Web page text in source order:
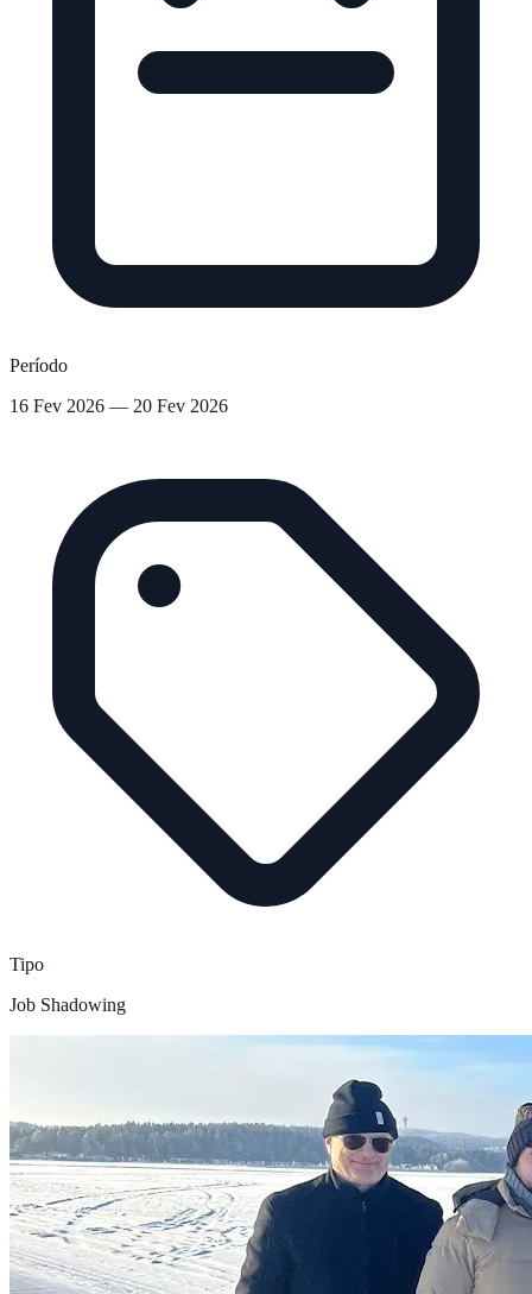
Período
16 Fev 2026 — 20 Fev 2026
Tipo
Job Shadowing